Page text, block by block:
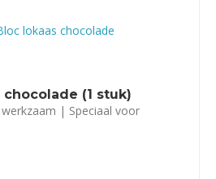
chocolade (1 stuk)
| Speciaal voor